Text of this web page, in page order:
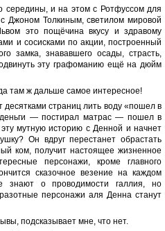
середины, и на этом с Ротфуссом для
Джоном Толкиным, светилом мировой
это пощёчина вкусу и здравому
и сосисками по акции, построенный
замка, знававшего осады, страсть,
эту графоманию ещё на дюйм
там ж дальше самое интересное!
страниц лить воду «пошел в
— постирал матрас — пошел в
эту мутную историю с Денной и начнет
Он вдруг перестанет обрастать
ком, получит настоящее жизненное
персонажи, кроме главного
сказочное везение на каждом
знают о проводимости галлия, но
персонажи аля Денна станут
подсказывает мне, что нет.